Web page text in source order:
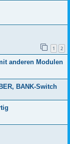
1 2
anderen Modulen
BANK-Switch